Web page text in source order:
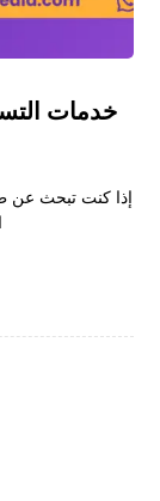
خدمات
إذا كنت تبحث عن